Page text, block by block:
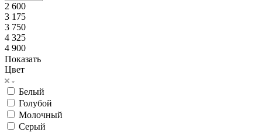
2 600
3 175
3 750
4 325
4 900
Показать
Цвет
Белый
Голубой
Молочный
Серый